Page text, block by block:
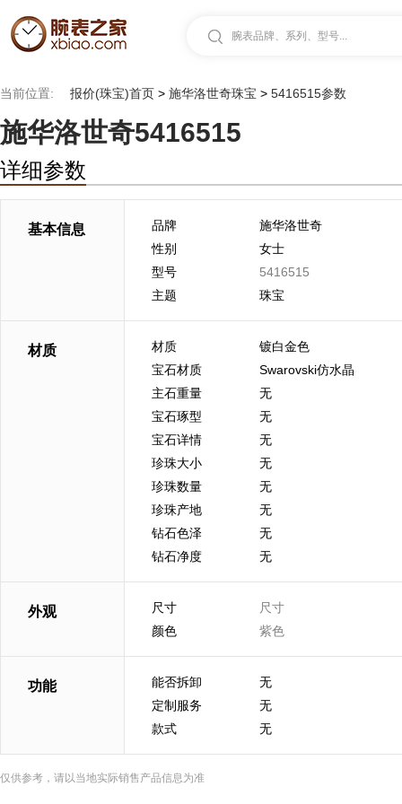
腕表品牌、系列、型号...
当前位置: 报价(珠宝)首页 > 施华洛世奇珠宝 > 5416515参数
施华洛世奇5416515
详细参数
基本信息 品牌
施华洛世奇
性别
女士
型号
5416515
主题
珠宝
材质 材质
镀白金色
宝石材质
Swarovski仿水晶
主石重量
无
宝石琢型
无
宝石详情
无
珍珠大小
无
珍珠数量
无
珍珠产地
无
钻石色泽
无
钻石净度
无
外观 尺寸
尺寸
颜色
紫色
功能 能否拆卸
无
定制服务
无
款式
无
仅供参考，请以当地实际销售产品信息为准